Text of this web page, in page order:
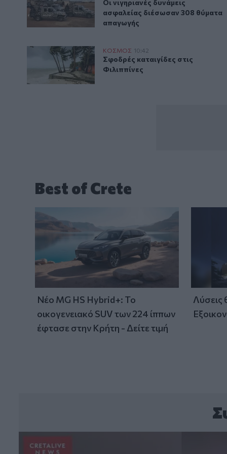
Οι νιγηριανές δυνάμεις
Οι νιγηριανές δυνάμεις
ασφαλείας διέσωσαν 308 θύματα
απαγωγής
Σφοδρές καταιγίδες στις Φιλιππίνες
ΚΟΣΜΟΣ 10:42
Σφοδρές καταιγίδες στις
Σφοδρές καταιγίδες στις
Φιλιππίνες
Best of Crete
Νέο MG HS Hybrid+: Το
οικογενειακό SUV των 224 ίππων
έφτασε στην Κρήτη - Δείτε τιμή
Λύσεις